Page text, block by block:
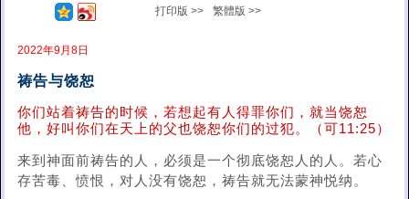
打印版 >> 繁體版 >>
2022年9月8日
祷告与饶恕
你们站着祷告的时候，若想起有人得罪你们，就当饶恕
他，好叫你们在天上的父也饶恕你们的过犯。（可11:25）
来到神面前祷告的人，必须是一个彻底饶恕人的人。若心
存苦毒、愤恨，对人没有饶恕，祷告就无法蒙神悦纳。